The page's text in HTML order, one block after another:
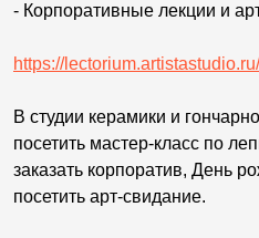
- Корпоративные лекции и
https://lectorium.artistastudio.ru/
В студии керамики и
посетить мастер-класс по
заказать корпоратив, День
посетить арт-свидание.